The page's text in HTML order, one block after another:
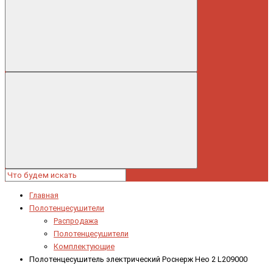
Главная
Полотенцесушители
Распродажа
Полотенцесушители
Комплектующие
Полотенцесушитель электрический Роснерж Нео 2 L209000